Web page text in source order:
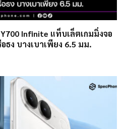
Infinite แท็บเล็ตเกมมิ่งจอ
ธง บางเบาเพียง 6.5 มม.